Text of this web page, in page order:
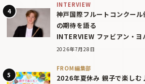
INTERVIEW
神戸国際フルートコンクー
の期待を語る
INTERVIEW ファビアン・ヨ
2026年7月28日
FROM編集部
2026年夏休み 親子で楽し